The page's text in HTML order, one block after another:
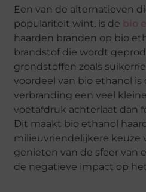
Een van de alternatieven
populariteit wint, is de bio
haarden branden op bio
brandstof die wordt
grondstoffen zoals
voordeel van bio ethanol is
verbranding een veel
voetafdruk achterlaat dan
Dit maakt bio ethanol
milieuvriendelijkere keuze
genieten van de sfeer van
de negatieve impact op